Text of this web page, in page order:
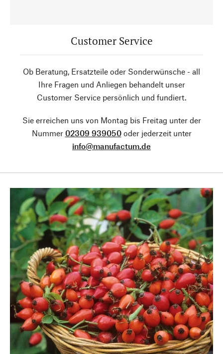
Customer Service
Ob Beratung, Ersatzteile oder Sonderwünsche - all
Ihre Fragen und Anliegen behandelt unser
Customer Service persönlich und fundiert.
Sie erreichen uns von Montag bis Freitag unter der
Nummer 02309 939050oder jederzeit unter
info@manufactum.de